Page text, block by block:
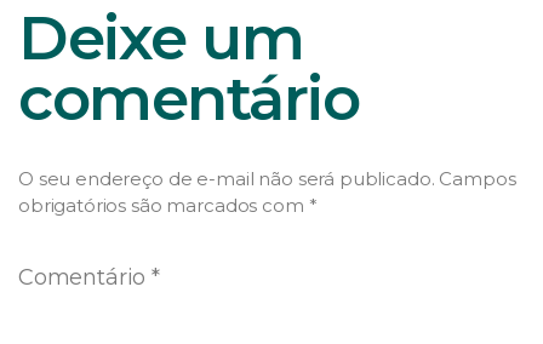
Deixe um
comentário
O seu endereço de e-mail não será publicado. Campos
obrigatórios são marcados com *